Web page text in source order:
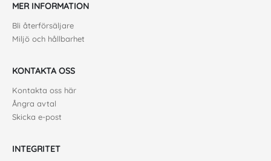
MER INFORMATION
Bli återförsäljare
Miljö och hållbarhet
KONTAKTA OSS
Kontakta oss här
Ångra avtal
Skicka e-post
INTEGRITET